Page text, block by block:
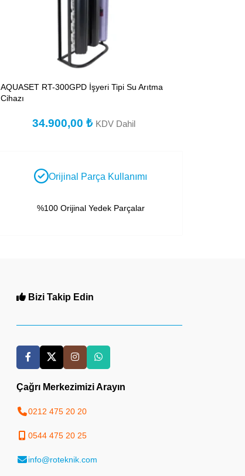
AQUASET RT-300GPD İşyeri Tipi Su Arıtma
Cihazı
34.900,00₺ KDV Dahil
Orijinal Parça Kullanımı
%100 Orijinal Yedek Parçalar
Bizi Takip Edin
Çağrı Merkezimizi Arayın
0212 475 20 20
0544 475 20 25
info@roteknik.com